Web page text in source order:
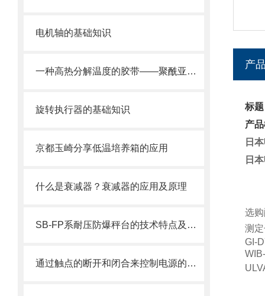
电机轴的基础知识
一种高热分解温度的胶带——聚酰亚胺胶带
旋转执行器的基础知识
京都玉崎分享低温培养箱的应用
什么是衰减器？衰减器的应用及原理
SB-FP系耐压防爆秤台的技术特点及安全性分析
通过触点的断开和闭合来控制电源的供给/切断的电气装置
产
标
产
日
日
选
测
GI-